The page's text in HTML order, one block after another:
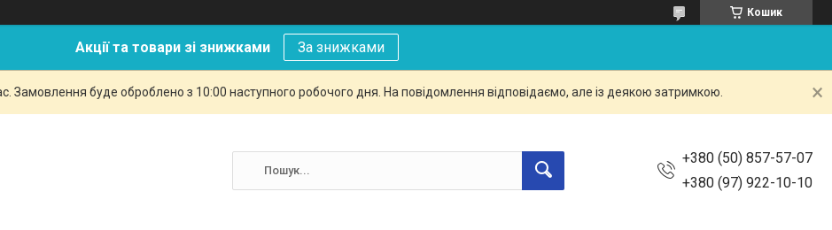
Кошик
Акції та товари зі знижками За знижками
Замовлення буде оброблено з 10:00 наступного робочого дня. На повідомлення відповідаємо, але із деякою затримкою.
+380 (50) 857-57-07
+380 (97) 922-10-10